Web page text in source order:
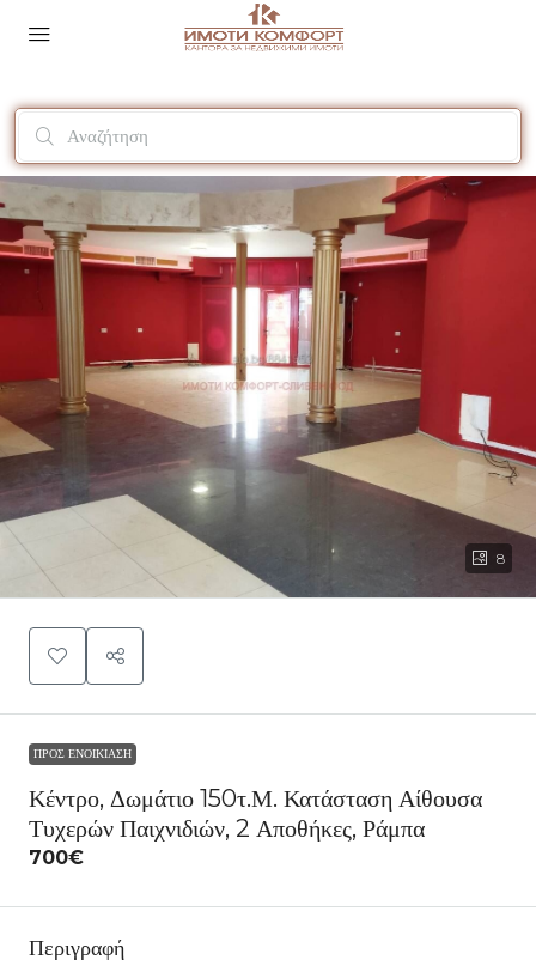
8
ΠΡΟΣ ΕΝΟΙΚΊΑΣΗ
Κέντρο, Δωμάτιο 150τ.μ. Κατάσταση Αίθουσα
Τυχερών Παιχνιδιών, 2 Αποθήκες, Ράμπα
700€
Περιγραφή